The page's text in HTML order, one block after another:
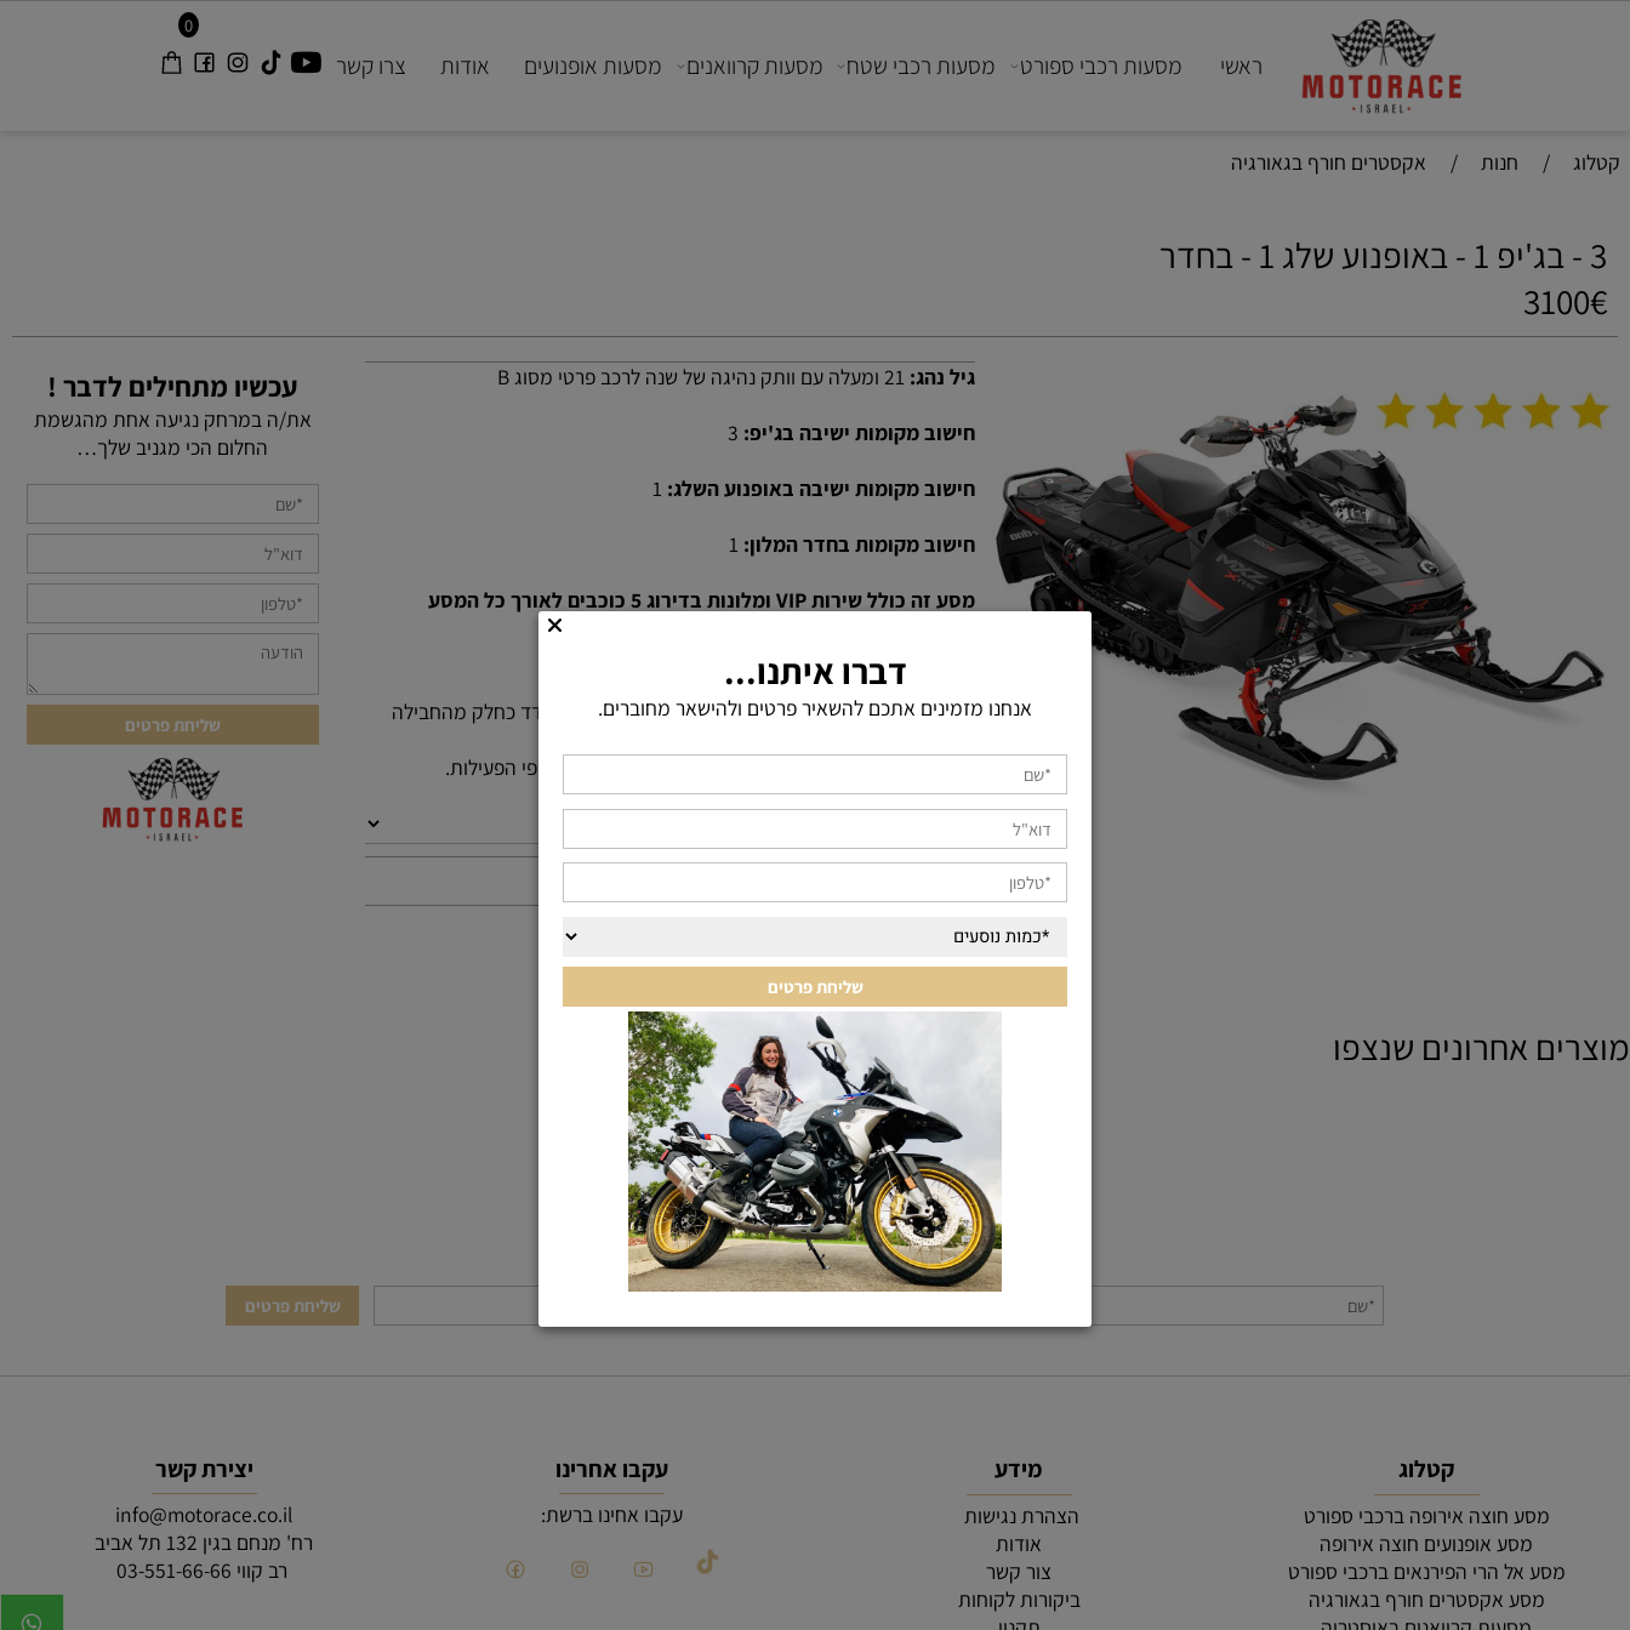
0
ראשי מסעות רכבי ספורט מסעות רכבי שטח מסעות קרוואנים מסעות אופנועים אודות צרו קשר
/ חנות / אקסטרים חורף בגאורגיה
גיל נהג:21 ומעלה עם וותק נהיגה של שנה לרכב פרטי מסוג B
חישוב מקומות ישיבה בג'יפ:3
חישוב מקומות ישיבה באופנוע השלג:1
חישוב מקומות בחדר המלון:1
מסע זה כולל שירות VIP ומלונות בדירוג 5 כוכבים לאורך כל המסע
אוטומט
המחיר מתייחס לחבילת הכל כלול עבור נוסע בודד כחלק מהחבילה
המוצעת.
כלל התמונות באתר מיועדות לצורך המחשה בלבד של אופי הפעילות.
₪13,020
בצע הזמנה
עכשיו מתחילים לדבר !
את/ה במרחק נגיעה אחת מהגשמת
החלום הכי מגניב שלך…
אחרונים שנצפו
KEEP IN TOUCH
רוצים עוד פרטים? תשלחו לנו הודעה
קטלוג
מסע חוצה אירופה ברכבי ספורט
מסע אופנועים חוצה אירופה
מסע אל הרי הפירנאים ברכבי ספורט
מידע
הצהרת נגישות
אודות
צור קשר
עקבו אחרינו
עקבו אחינו ברשת:
יצירת קשר
info@motorace.co.il
רח' מנחם בגין 132 תל אביב
דברו איתנו...
אנחנו מזמינים אתכם להשאיר פרטים ולהישאר מחוברים.